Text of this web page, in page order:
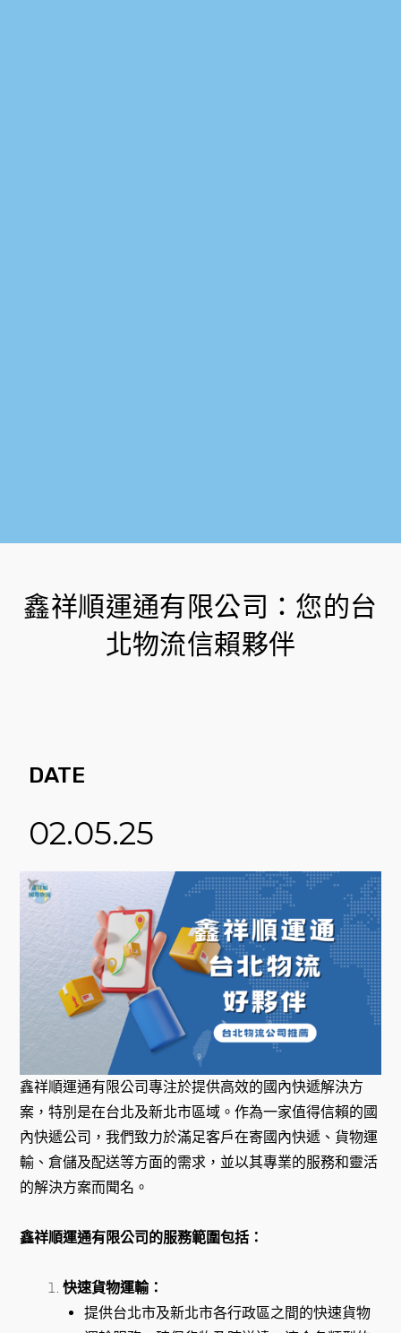
鑫祥順運通有限公司：您的台
北物流信賴夥伴
DATE
02.05.25
鑫祥順運通有限公司專注於提供高效的國內快遞解決方
案，特別是在台北及新北市區域。作為一家值得信賴的國
內快遞公司，我們致力於滿足客戶在寄國內快遞、貨物運
輸、倉儲及配送等方面的需求，並以其專業的服務和靈活
的解決方案而聞名。
鑫祥順運通有限公司的服務範圍包括：
快速貨物運輸：
提供台北市及新北市各行政區之間的快速貨物